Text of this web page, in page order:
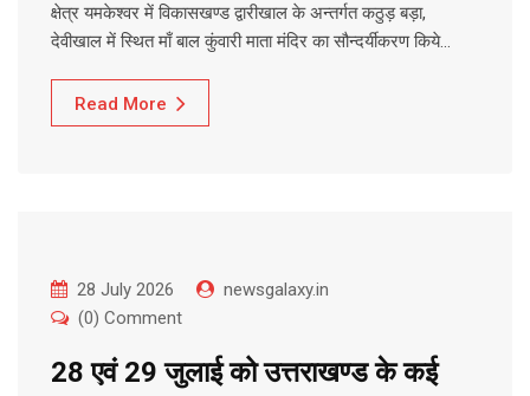
क्षेत्र यमकेश्वर में विकासखण्ड द्वारीखाल के अन्तर्गत कठुड़ बड़ा,
देवीखाल में स्थित माँ बाल कुंवारी माता मंदिर का सौन्दर्यीकरण किये…
Read More
28 July 2026
newsgalaxy.in
(0) Comment
28 एवं 29 जुलाई को उत्तराखण्ड के कई